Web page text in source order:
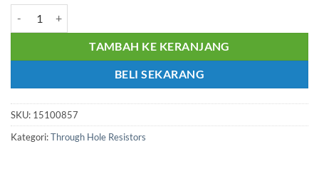
TAMBAH KE KERANJANG
BELI SEKARANG
SKU: 15100857
Kategori:Through Hole Resistors